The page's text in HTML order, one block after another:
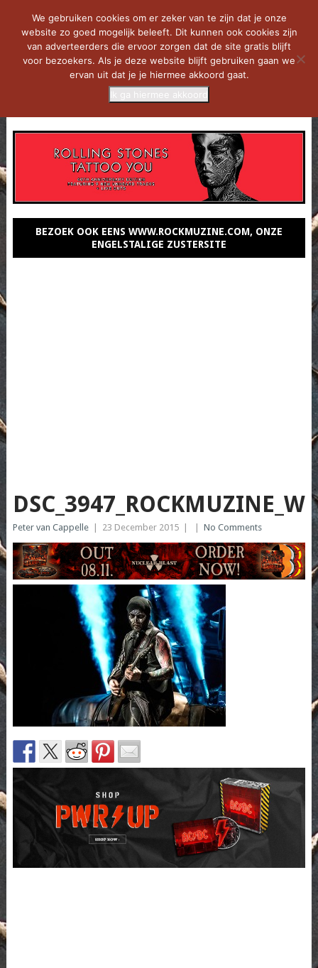
BEZOEK OOK EENS WWW.ROCKMUZINE.COM, ONZE
ENGELSTALIGE ZUSTERSITE
Peter van Cappelle 23 December 2015 No Comments
We gebruiken cookies om er zeker van te zijn dat je onze
website zo goed mogelijk beleeft. Dit kunnen ook cookies zijn
van adverteerders die ervoor zorgen dat de site gratis blijft
voor bezoekers. Als je deze website blijft gebruiken gaan we
ervan uit dat je je hiermee akkoord gaat.
Ik ga hiermee akkoord